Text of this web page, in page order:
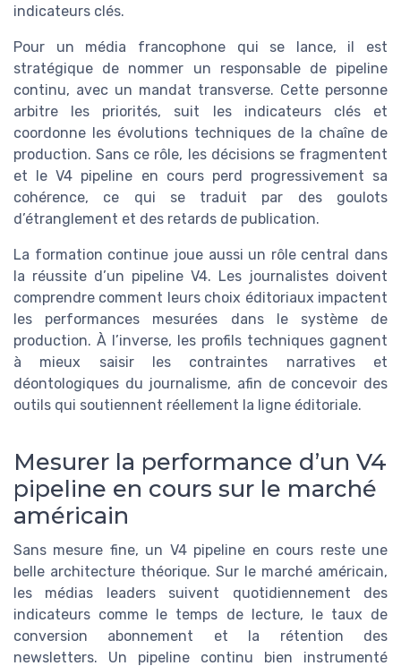
indicateurs clés.
Pour un média francophone qui se lance, il est
stratégique de nommer un responsable de pipeline
continu, avec un mandat transverse. Cette personne
arbitre les priorités, suit les indicateurs clés et
coordonne les évolutions techniques de la chaîne de
production. Sans ce rôle, les décisions se fragmentent
et le V4 pipeline en cours perd progressivement sa
cohérence, ce qui se traduit par des goulots
d’étranglement et des retards de publication.
La formation continue joue aussi un rôle central dans
la réussite d’un pipeline V4. Les journalistes doivent
comprendre comment leurs choix éditoriaux impactent
les performances mesurées dans le système de
production. À l’inverse, les profils techniques gagnent
à mieux saisir les contraintes narratives et
déontologiques du journalisme, afin de concevoir des
outils qui soutiennent réellement la ligne éditoriale.
Mesurer la performance d’un V4
pipeline en cours sur le marché
américain
Sans mesure fine, un V4 pipeline en cours reste une
belle architecture théorique. Sur le marché américain,
les médias leaders suivent quotidiennement des
indicateurs comme le temps de lecture, le taux de
conversion abonnement et la rétention des
newsletters. Un pipeline continu bien instrumenté